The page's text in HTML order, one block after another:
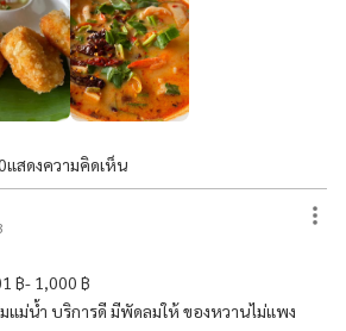
แสดงความคิดเห็น
฿- 1,000 ฿
แม่น้ำ บริการดี มีพัดลมให้ ของหวานไม่แพง